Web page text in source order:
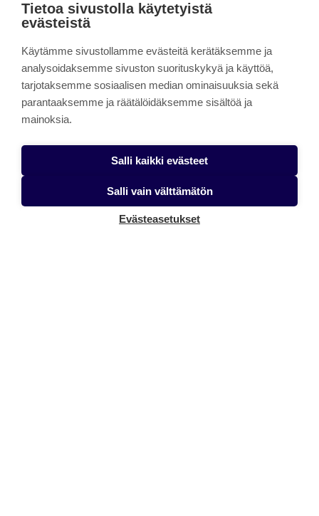
Tietoa sivustolla käytetyistä
evästeistä
Käytämme sivustollamme evästeitä kerätäksemme ja
analysoidaksemme sivuston suorituskykyä ja käyttöä,
tarjotaksemme sosiaalisen median ominaisuuksia sekä
parantaaksemme ja räätälöidäksemme sisältöä ja
mainoksia.
Salli kaikki evästeet
Salli vain välttämätön
Evästeasetukset